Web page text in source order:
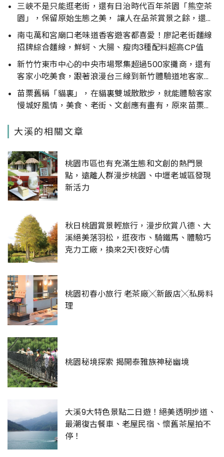
三峽不是只能逛老街，還有日治時代百年茶園「熊空茶
園」，保留原始生態之美， 讓人在品茶賞景之餘，還能
感受濃濃的森林氣息
南屯萬和宮廟口老味道香客遊客都喜愛！廖記老街麵線
招牌綜合麵線，鮮蚵、大腸、瘦肉3種配料超高CP值
新竹竹東市中心的中央市場聚集超過500家攤商，還有
客家小吃美食，跟著浪漫台三線到新竹體驗道地客家小
旅行
苗栗舊稱「貓裏」，在貓裏雙城散散步，就能體驗客家
慢城好風情，美食、老街、文創應有盡有，原來苗栗市
大溪的相關文章
桃園市區也有充滿生態和文創的熱門景
點，遠離人群漫步桃園、中壢老城區發現
新活力
秋日桃園賞景輕旅行，漫步欣賞八德、大
溪絕美落羽松，逛夜市、騎鐵馬、體驗巧
克力工廠，換來2天1夜好心情
桃園初春小旅行 老茶廠╳新飯店╳私房料
理
桃園秘境探索 揭開泰雅族神秘幽境
大溪9大特色景點二日遊！絕美透明步道、
最潮復古餐車、老屋民宿、懷舊茶屋拍不
停！